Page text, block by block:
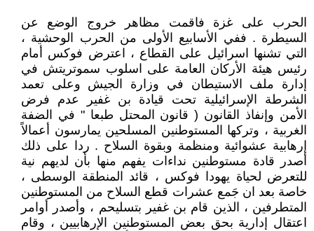
الحرب على غزة فاقمت مظاهر خروج الوضع عن
السيطرة . ففي الأسابيع الأولى من الحرب الوحشية ،
التي تشنها اسرائيل على القطاع ، اعترض فوكس أمام
رئيس هيئة الأركان العامة على اسلوب سموتريتش في
إدارة ملف الاستيطان في وزارة الجيش وعلى تعمد
الشرطة الإسرائيلية تحت قيادة بن غفير عدم فرض
الأمن وإنفاذ القانون ( قانون المحتل طبعا " في الضفة
الغربية ، وتركها المستوطنين المسلحين يمارسون أعمالاً
إرهابية عشوائية ومنظمة وبقوة السلاح . ردا على ذلك
أصدر قادة مستوطنين نداءات يفهم منها بأن لديهم نية
للتعرض لحياة يهودا فوكس ، قائد المنطقة الوسطى ،
خاصة بعد ان جَمع عشرات قطع السلاح من المستوطنين
المتطرفين ، الذين قام بن غفير بتسليحم ، وأصدر أوامر
اعتقال إدارية بحق بعض المستوطنين الإرهابيين ، وقام